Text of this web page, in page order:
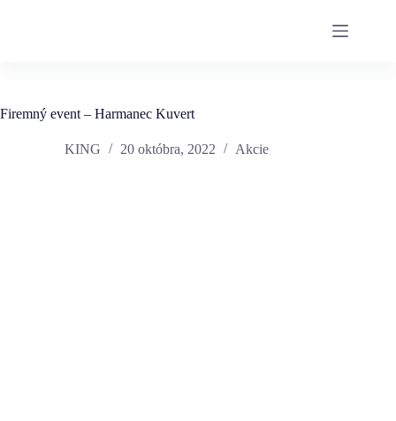
Firemný event – Harmanec Kuvert
KING 20 októbra, 2022 Akcie